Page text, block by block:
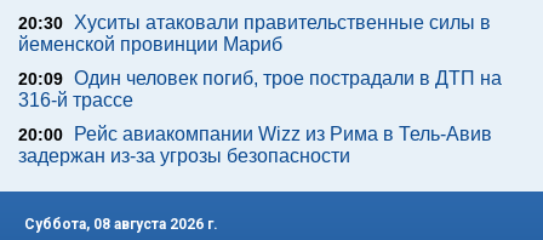
20:30
Хуситы атаковали правительственные силы в
йеменской провинции Мариб
20:09 Один человек погиб, трое пострадали в ДТП на
316-й трассе
20:00
Рейс авиакомпании Wizz из Рима в Тель-Авив
задержан из-за угрозы безопасности
Суббота, 08 августа 2026 г.